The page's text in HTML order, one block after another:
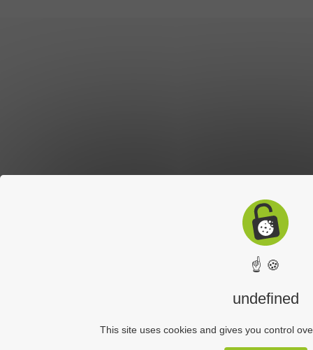
☝ 🍪
undefined
This site uses cookies and gives you control